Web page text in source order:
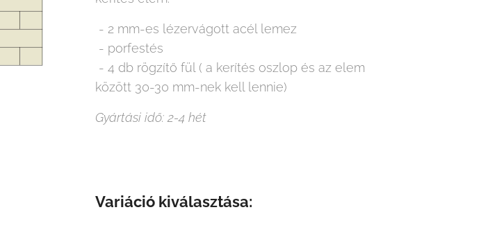
- 2 mm-es lézervágott acél lemez
- porfestés
- 4 db rögzítő fül ( a kerítés oszlop és az elem
között 30-30 mm-nek kell lennie)
Gyártási idő: 2-4 hét
Variáció kiválasztása: